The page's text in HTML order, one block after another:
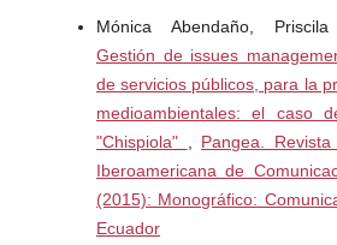
Lyubomirsky, S., Rey, L. y
beneficios de la frecuente afecto
felicidad del éxito? Psychological
Magallón, S. (2006). Concepto
relaciones públicas. Anàlisi, 34, p.
Mónica Abendaño,
Gestión de issues
de servicios públicos, para la
medioambientales: el caso
"Chispiola"
Pangea.
Iberoamericana de
(2015): Monográfico:
Ecuador